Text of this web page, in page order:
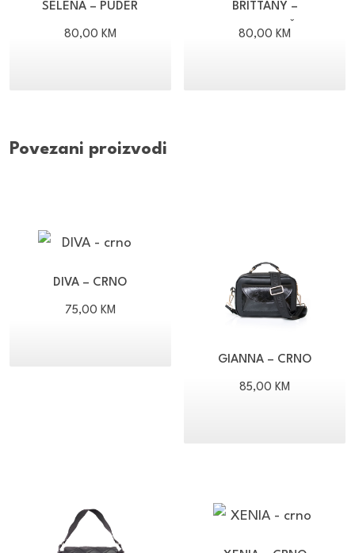
SELENA – PUDER
80,00 KM
BRITTANY –
CRNO/BEŽ
80,00KM
Povezani proizvodi
DIVA – CRNO
75,00 KM
GIANNA – CRNO
85,00KM